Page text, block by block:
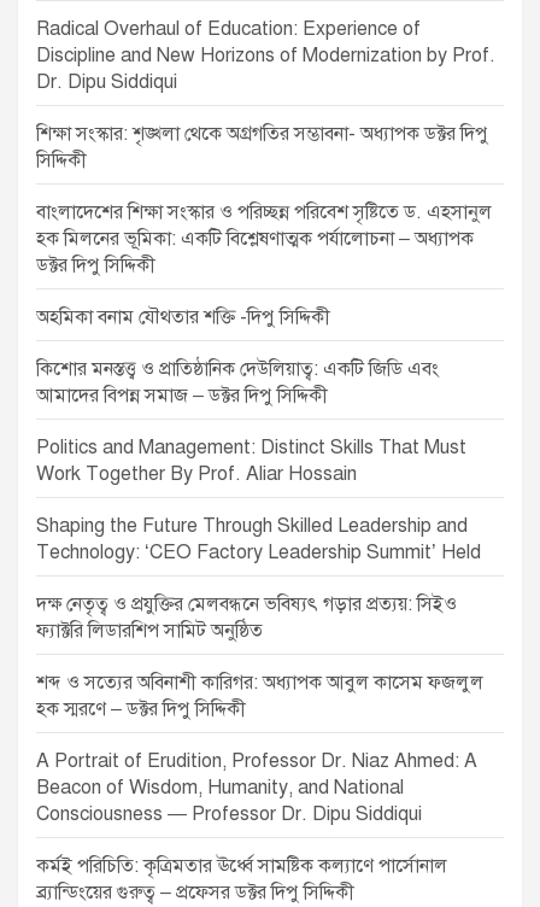
Radical Overhaul of Education: Experience of
Discipline and New Horizons of Modernization by Prof.
Dr. Dipu Siddiqui
শিক্ষা সংস্কার: শৃঙ্খলা থেকে অগ্রগতির সম্ভাবনা- অধ্যাপক ডক্টর দিপু
সিদ্দিকী
বাংলাদেশের শিক্ষা সংস্কার ও পরিচ্ছন্ন পরিবেশ সৃষ্টিতে ড. এহসানুল
হক মিলনের ভূমিকা: একটি বিশ্লেষণাত্মক পর্যালোচনা – অধ্যাপক
ডক্টর দিপু সিদ্দিকী
অহমিকা বনাম যৌথতার শক্তি -দিপু সিদ্দিকী
কিশোর মনস্তত্ত্ব ও প্রাতিষ্ঠানিক দেউলিয়াত্ব: একটি জিডি এবং
আমাদের বিপন্ন সমাজ – ডক্টর দিপু সিদ্দিকী
Politics and Management: Distinct Skills That Must
Work Together By Prof. Aliar Hossain
Shaping the Future Through Skilled Leadership and
Technology: ‘CEO Factory Leadership Summit’ Held
দক্ষ নেতৃত্ব ও প্রযুক্তির মেলবন্ধনে ভবিষ্যৎ গড়ার প্রত্যয়: সিইও
ফ্যাক্টরি লিডারশিপ সামিট অনুষ্ঠিত
শব্দ ও সত্যের অবিনাশী কারিগর: অধ্যাপক আবুল কাসেম ফজলুল
হক স্মরণে – ডক্টর দিপু সিদ্দিকী
A Portrait of Erudition, Professor Dr. Niaz Ahmed: A
Beacon of Wisdom, Humanity, and National
Consciousness — Professor Dr. Dipu Siddiqui
কর্মই পরিচিতি: কৃত্রিমতার ঊর্ধ্বে সামষ্টিক কল্যাণে পার্সোনাল
ব্র্যান্ডিংয়ের গুরুত্ব – প্রফেসর ডক্টর দিপু সিদ্দিকী